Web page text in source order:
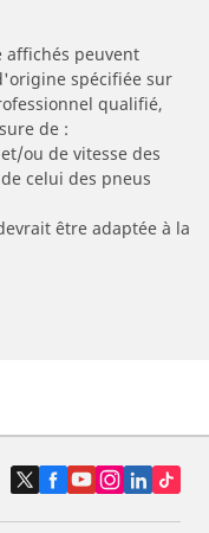
affichés peuvent
spécifiée sur
qualifié,
de :
ou de vitesse des
celui des pneus
être adaptée à la